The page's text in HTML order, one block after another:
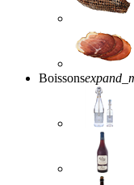
Boissons